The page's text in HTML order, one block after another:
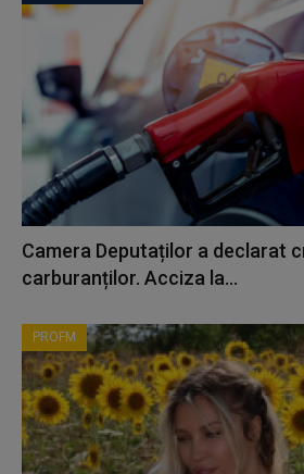
Camera Deputaților a declarat
carburanților. Acciza la...
PROFM